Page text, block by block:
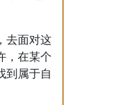
去面对这
，在某个
到属于自